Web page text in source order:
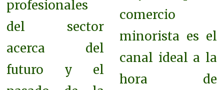
profesionales
del sector
acerca del
futuro y el
comercio
minorista es el
canal ideal a la
hora de